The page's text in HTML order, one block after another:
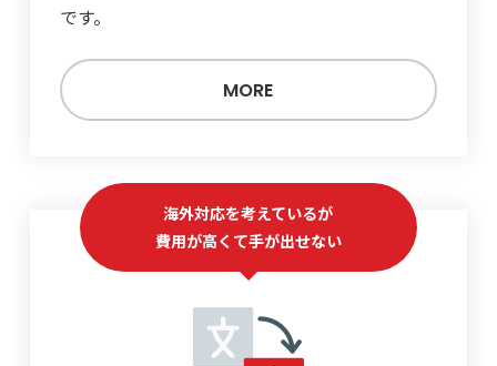
です。
MORE
海外対応を考えているが
費用が高くて手が出せない